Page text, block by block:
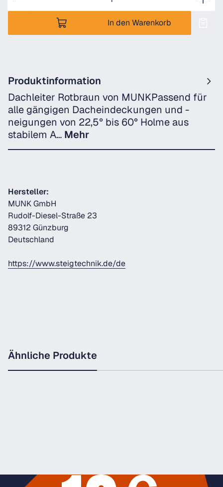
In den Warenkorb
Produktinformation
Dachleiter Rotbraun von MUNKPassend für
alle gängigen Dacheindeckungen und -
neigungen von 22,5° bis 60° Holme aus
stabilem A… Mehr
Hersteller:
MUNK GmbH
Rudolf-Diesel-Straße 23
89312 Günzburg
Deutschland
https://www.steigtechnik.de/de
Ähnliche Produkte